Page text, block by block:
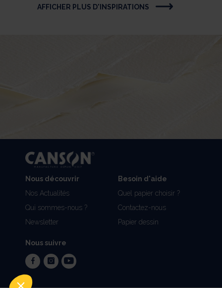
AFFICHER PLUS D'INSPIRATIONS
Nous découvrir
Nos Actualités
Qui sommes-nous ?
Newsletter
Besoin d'aide
Quel papier choisir ?
Contactez-nous
Papier dessin
Nous suivre
facebookinstagram
youtube